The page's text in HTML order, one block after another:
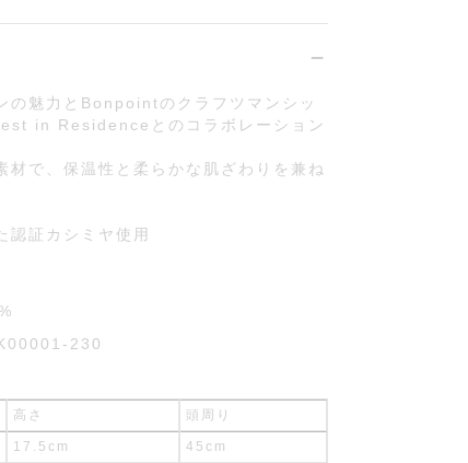
の魅力とBonpointのクラフツマンシッ
in Residenceとのコラボレーション
材で、保温性と柔らかな肌ざわりを兼ね
認証カシミヤ使用
230
高さ 頭周り
17.5cm 45cm